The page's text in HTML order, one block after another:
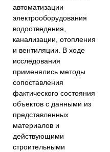
автоматизации
электрооборудования
водоотведения,
канализации, отопления
и вентиляции. В ходе
исследования
применялись методы
сопоставления
фактического состояния
объектов с данными из
представленных
материалов и
действующими
строительными